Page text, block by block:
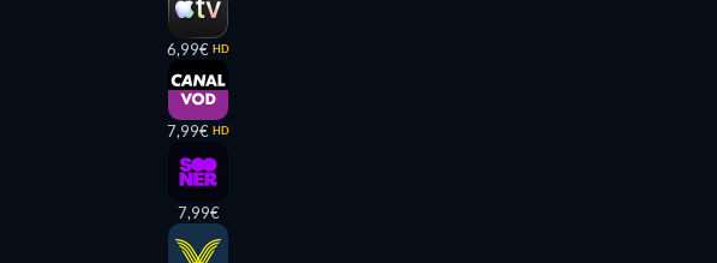
6,99€ HD
7,99€ HD
7,99€